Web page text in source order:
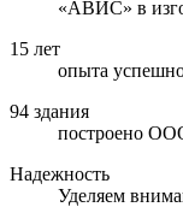
«АВИС» в
15 лет
опыта
94 здания
построено
Надежность
Уделяем